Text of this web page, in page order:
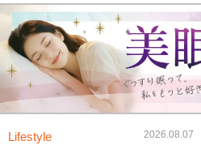
Lifestyle 2026.08.07